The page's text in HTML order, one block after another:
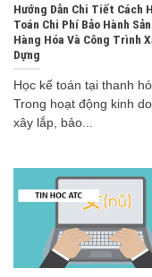
Hướng Dẫn Chi Tiết Cách
Toán Chi Phí Bảo Hành
Hàng Hóa Và Công Trình
Dựng
Học kế toán tại thanh
Trong hoạt động kinh
xây lắp, bảo...